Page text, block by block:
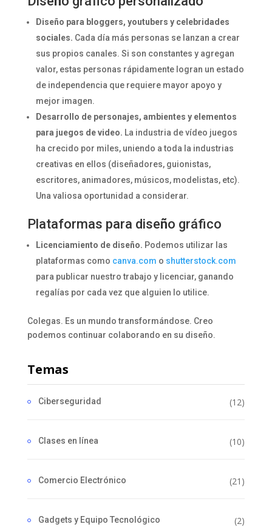
Diseño para bloggers, youtubers y celebridades
sociales. Cada día más personas se lanzan a crear
sus propios canales. Si son constantes y agregan
valor, estas personas rápidamente logran un estado
de independencia que requiere mayor apoyo y
mejor imagen.
Desarrollo de personajes, ambientes y elementos
para juegos de video. La industria de vídeo juegos
ha crecido por miles, uniendo a toda la industrias
creativas en ellos (diseñadores, guionistas,
escritores, animadores, músicos, modelistas, etc).
Una valiosa oportunidad a considerar.
Plataformas para diseño gráfico
Licenciamiento de diseño. Podemos utilizar las
plataformas como canva.com o shutterstock.com
para publicar nuestro trabajo y licenciar, ganando
regalías por cada vez que alguien lo utilice.
Colegas. Es un mundo transformándose. Creo
podemos continuar colaborando en su diseño.
Temas
Ciberseguridad (12)
Clases en línea (10)
Comercio Electrónico (21)
Gadgets y Equipo Tecnológico (2)